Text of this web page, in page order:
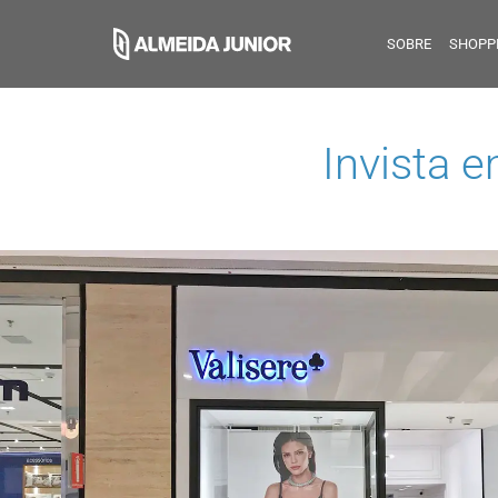
SOBRE
Invista